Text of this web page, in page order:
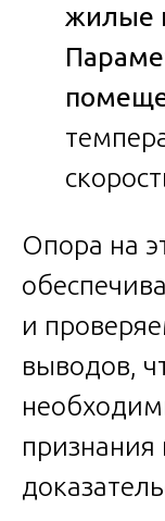
жилые
Опора на
и
выводов,